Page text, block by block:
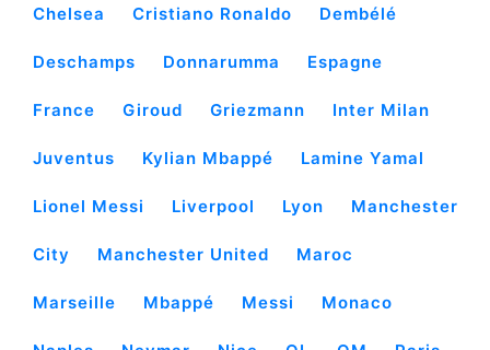
Chelsea Cristiano Ronaldo Dembélé
Deschamps Donnarumma Espagne
France Giroud Griezmann Inter Milan
Juventus Kylian Mbappé Lamine Yamal
Lionel Messi Liverpool Lyon Manchester
City Manchester United Maroc
Marseille Mbappé Messi Monaco